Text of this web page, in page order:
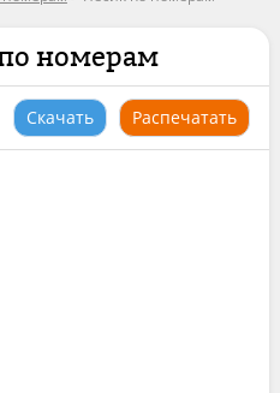
номерам
Скачать Распечатать